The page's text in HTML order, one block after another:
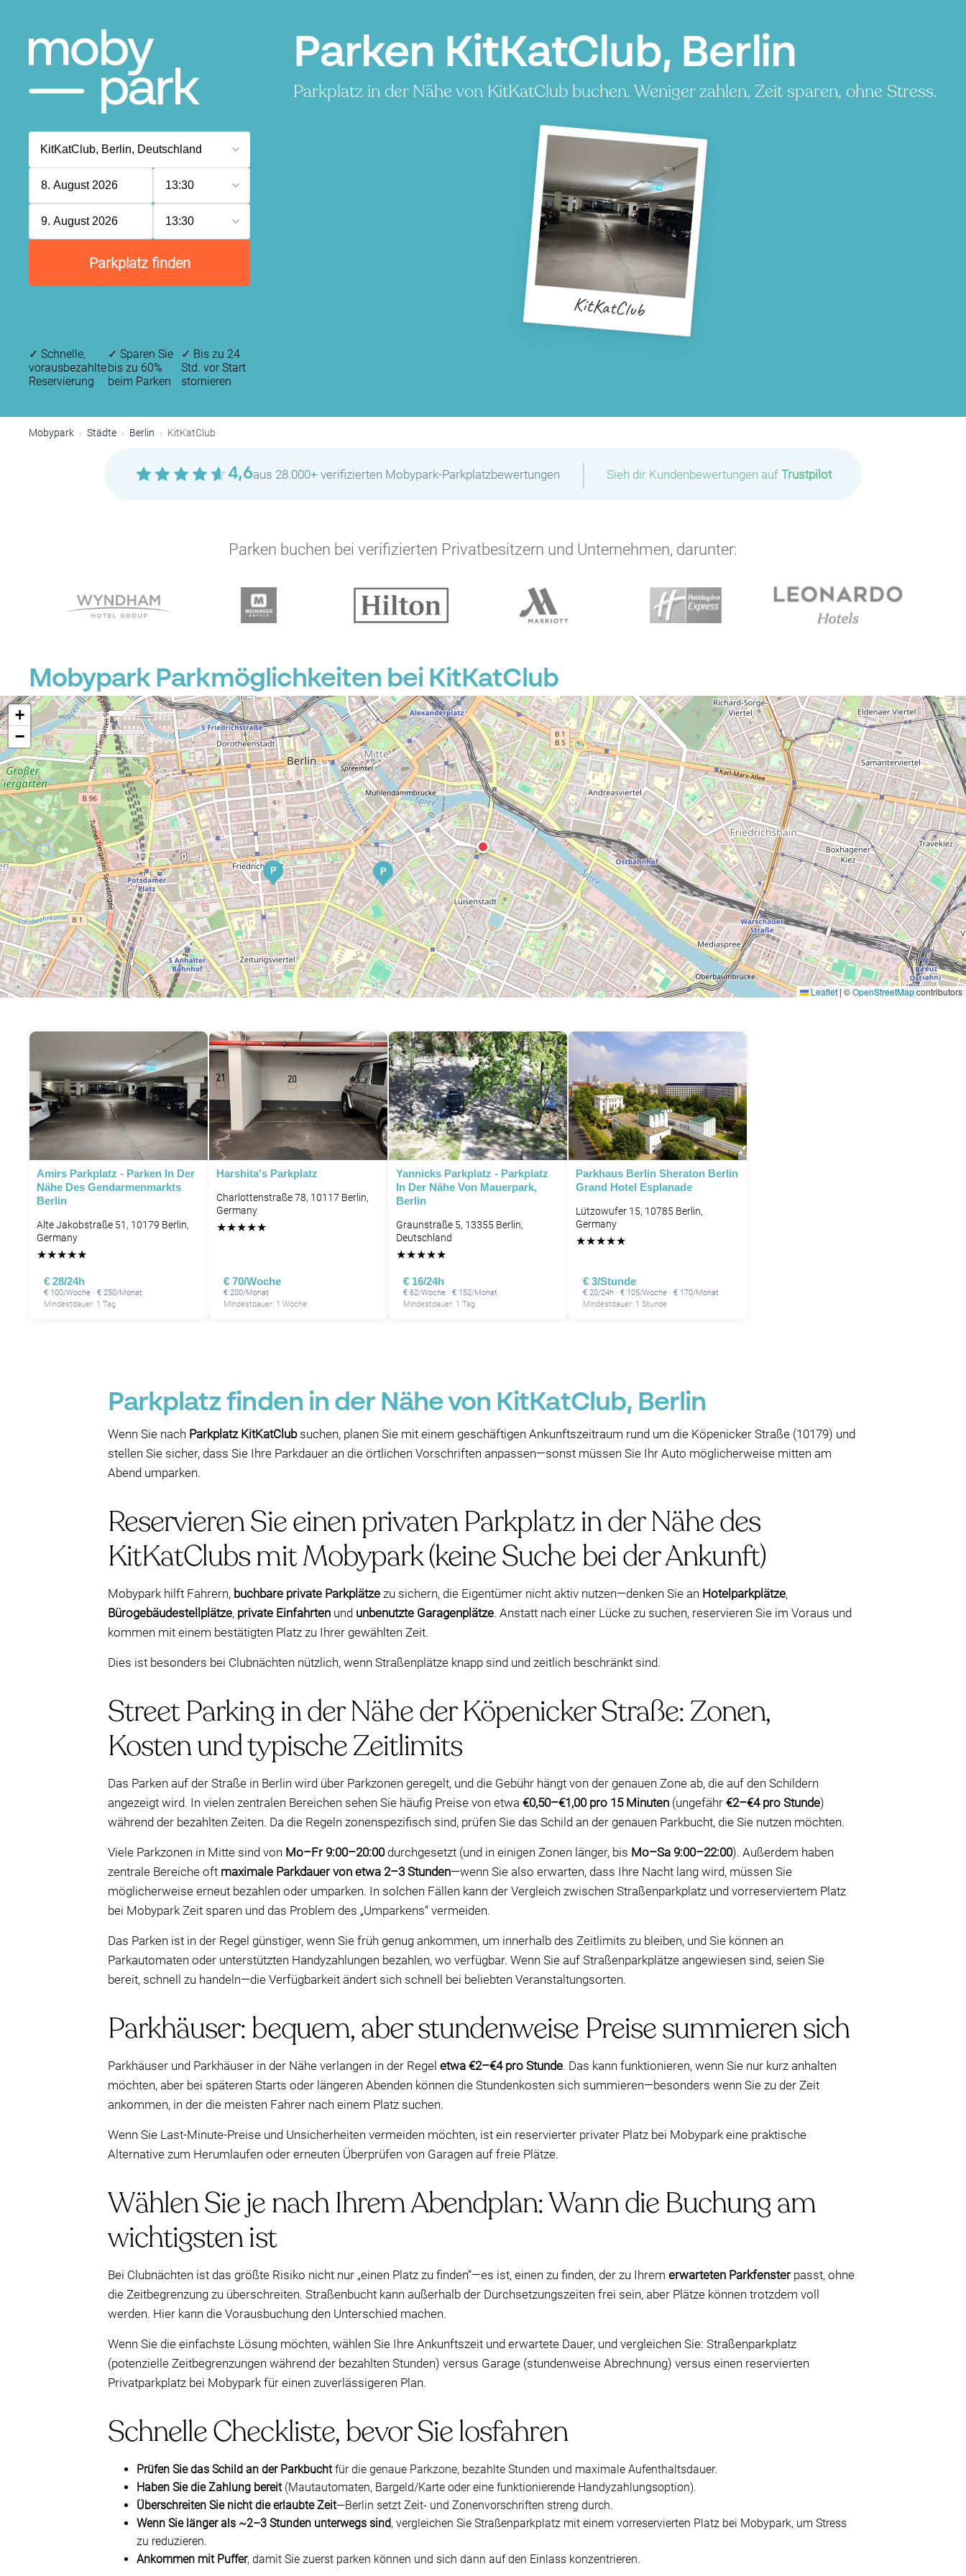
Parken KitKatClub, Berlin
Parkplatz in der Nähe von KitKatClub buchen. Weniger zahlen, Zeit sparen, ohne Stress.
8. August 2026 13:30
9. August 2026 13:30
Parkplatz finden
KitKatClub
✓ Schnelle,
vorausbezahlte
Reservierung
✓ Sparen Sie
bis zu 60%
beim Parken
✓ Bis zu 24
Std. vor Start
stornieren
Mobypark Städte Berlin KitKatClub
4,6aus 28.000+ verifizierten Mobypark-Parkplatzbewertungen | Sieh dir Kundenbewertungen auf Trustpilot
Parken buchen bei verifizierten Privatbesitzern und Unternehmen, darunter:
Mobypark Parkmöglichkeiten bei KitKatClub
P
P
+
−
Leaflet|©OpenStreetMapcontributors
Amirs Parkplatz - Parken In Der
Nähe Des Gendarmenmarkts
Berlin
Alte Jakobstraße 51, 10179 Berlin,
Germany
★★★★★
€ 28/24h
€ 100/Woche · € 250/Monat
Mindestdauer: 1 Tag
Harshita's Parkplatz
Charlottenstraße 78, 10117 Berlin,
Germany
★★★★★
€ 70/Woche
€ 200/Monat
Mindestdauer: 1 Woche
Yannicks Parkplatz - Parkplatz
In Der Nähe Von Mauerpark,
Berlin
Graunstraße 5, 13355 Berlin,
Deutschland
★★★★★
€ 16/24h
€ 62/Woche · € 152/Monat
Mindestdauer: 1 Tag
Parkhaus Berlin Sheraton Berlin
Grand Hotel Esplanade
Lützowufer 15, 10785 Berlin,
Germany
★★★★★
€ 3/Stunde
€ 20/24h · € 105/Woche · € 170/Monat
Mindestdauer: 1 Stunde
Parkplatz finden in der Nähe von KitKatClub, Berlin
Wenn Sie nach Parkplatz KitKatClubsuchen, planen Sie mit einem geschäftigen Ankunftszeitraum rund um die Köpenicker Straße (10179) und
stellen Sie sicher, dass Sie Ihre Parkdauer an die örtlichen Vorschriften anpassen—sonst müssen Sie Ihr Auto möglicherweise mitten am
Abend umparken.
Reservieren Sie einen privaten Parkplatz in der Nähe des
KitKatClubs mit Mobypark (keine Suche bei der Ankunft)
Mobypark hilft Fahrern, buchbare private Parkplätze zu sichern, die Eigentümer nicht aktiv nutzen—denken Sie an Hotelparkplätze,
Bürogebäudestellplätze, private Einfahrten und unbenutzte Garagenplätze. Anstatt nach einer Lücke zu suchen, reservieren Sie im Voraus und
kommen mit einem bestätigten Platz zu Ihrer gewählten Zeit.
Dies ist besonders bei Clubnächten nützlich, wenn Straßenplätze knapp sind und zeitlich beschränkt sind.
Street Parking in der Nähe der Köpenicker Straße: Zonen,
Kosten und typische Zeitlimits
Das Parken auf der Straße in Berlin wird über Parkzonen geregelt, und die Gebühr hängt von der genauen Zone ab, die auf den Schildern
angezeigt wird. In vielen zentralen Bereichen sehen Sie häufig Preise von etwa €0,50–€1,00 pro 15 Minuten (ungefähr €2–€4 pro Stunde)
während der bezahlten Zeiten. Da die Regeln zonenspezifisch sind, prüfen Sie das Schild an der genauen Parkbucht, die Sie nutzen möchten.
Viele Parkzonen in Mitte sind von Mo–Fr 9:00–20:00durchgesetzt (und in einigen Zonen länger, bis Mo–Sa 9:00–22:00). Außerdem haben
zentrale Bereiche oft maximale Parkdauer von etwa 2–3 Stunden—wenn Sie also erwarten, dass Ihre Nacht lang wird, müssen Sie
möglicherweise erneut bezahlen oder umparken. In solchen Fällen kann der Vergleich zwischen Straßenparkplatz und vorreserviertem Platz
bei Mobypark Zeit sparen und das Problem des „Umparkens“ vermeiden.
Das Parken ist in der Regel günstiger, wenn Sie früh genug ankommen, um innerhalb des Zeitlimits zu bleiben, und Sie können an
Parkautomaten oder unterstützten Handyzahlungen bezahlen, wo verfügbar. Wenn Sie auf Straßenparkplätze angewiesen sind, seien Sie
bereit, schnell zu handeln—die Verfügbarkeit ändert sich schnell bei beliebten Veranstaltungsorten.
Parkhäuser: bequem, aber stundenweise Preise summieren sich
Parkhäuser und Parkhäuser in der Nähe verlangen in der Regel etwa €2–€4 pro Stunde. Das kann funktionieren, wenn Sie nur kurz anhalten
möchten, aber bei späteren Starts oder längeren Abenden können die Stundenkosten sich summieren—besonders wenn Sie zu der Zeit
ankommen, in der die meisten Fahrer nach einem Platz suchen.
Wenn Sie Last-Minute-Preise und Unsicherheiten vermeiden möchten, ist ein reservierter privater Platz bei Mobypark eine praktische
Alternative zum Herumlaufen oder erneuten Überprüfen von Garagen auf freie Plätze.
Wählen Sie je nach Ihrem Abendplan: Wann die Buchung am
wichtigsten ist
Bei Clubnächten ist das größte Risiko nicht nur „einen Platz zu finden“—es ist, einen zu finden, der zu Ihrem erwarteten Parkfensterpasst, ohne
die Zeitbegrenzung zu überschreiten. Straßenbucht kann außerhalb der Durchsetzungszeiten frei sein, aber Plätze können trotzdem voll
werden. Hier kann die Vorausbuchung den Unterschied machen.
Wenn Sie die einfachste Lösung möchten, wählen Sie Ihre Ankunftszeit und erwartete Dauer, und vergleichen Sie: Straßenparkplatz
(potenzielle Zeitbegrenzungen während der bezahlten Stunden) versus Garage (stundenweise Abrechnung) versus einen reservierten
Privatparkplatz bei Mobypark für einen zuverlässigeren Plan.
Schnelle Checkliste, bevor Sie losfahren
Prüfen Sie das Schild an der Parkbuchtfür die genaue Parkzone, bezahlte Stunden und maximale Aufenthaltsdauer.
Haben Sie die Zahlung bereit(Mautautomaten, Bargeld/Karte oder eine funktionierende Handyzahlungsoption).
Überschreiten Sie nicht die erlaubte Zeit—Berlin setzt Zeit- und Zonenvorschriften streng durch.
Wenn Sie länger als ~2–3 Stunden unterwegs sind, vergleichen Sie Straßenparkplatz mit einem vorreservierten Platz bei Mobypark, um Stress
zu reduzieren.
Ankommen mit Puffer, damit Sie zuerst parken können und sich dann auf den Einlass konzentrieren.